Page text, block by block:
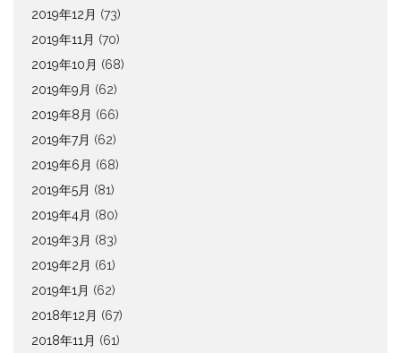
2019年12月 (73)
2019年11月 (70)
2019年10月 (68)
2019年9月 (62)
2019年8月 (66)
2019年7月 (62)
2019年6月 (68)
2019年5月 (81)
2019年4月 (80)
2019年3月 (83)
2019年2月 (61)
2019年1月 (62)
2018年12月 (67)
2018年11月 (61)